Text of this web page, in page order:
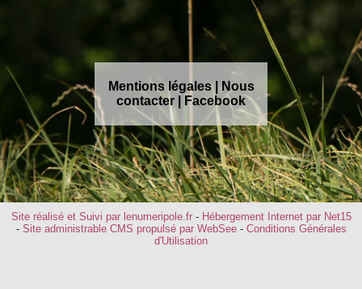
Mentions légales|Nous
contacter
Facebook
Site réalisé et Suivi par lenumeripole.fr- Hébergement Internet par Net15
- Site administrable CMS propulsé par WebSee- Conditions Générales
d'Utilisation